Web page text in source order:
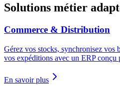
Solutions métier
Commerce & Distribution
Gérez vos stocks, synchronisez vos
vos expéditions avec un ERP
En savoir plus